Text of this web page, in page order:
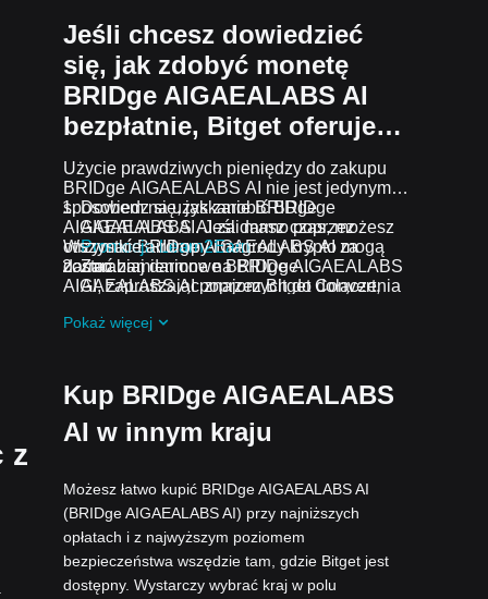
z
Jeśli chcesz dowiedzieć
się, jak zdobyć monetę
BRIDge AIGAEALABS AI
bezpłatnie, Bitget oferuje…
Użycie prawdziwych pieniędzy do zakupu
BRIDge AIGAEALABS AI nie jest jedynym
sposobem na uzyskanie BRIDge
AIGAEALABS AI. Jeśli masz czas, możesz
otrzymać BRIDge AIGAEALABS AI za
darmo.
Dowiedz się, jak zarobić BRIDge
AIGAEALABS AI za darmo poprzez
Promocja Learn2Earn
Zarabiaj darmowe BRIDge AIGAEALABS
AI, zapraszając znajomych do dołączenia
Otrzymuj darmowe airdropy BRIDge
Wszystkie airdropy i nagrody krypto mogą
zostać zamienione na BRIDge
AIGAEALABS AI poprzez Bitget Convert,
Pokaż więcej
Kup BRIDge AIGAEALABS
AI w innym kraju
Możesz łatwo kupić BRIDge AIGAEALABS AI
(BRIDge AIGAEALABS AI) przy najniższych
opłatach i z najwyższym poziomem
bezpieczeństwa wszędzie tam, gdzie Bitget jest
dostępny. Wystarczy wybrać kraj w polu